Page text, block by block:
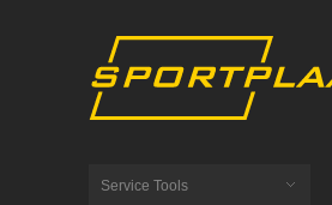
Service Tools